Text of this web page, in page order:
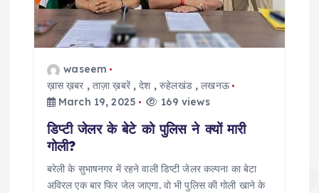
waseem
ख़ास ख़बर ,ताज़ा ख़बरें,देश ,रुहेलखंड,लखनऊ
March 19, 2025
169 views
डिप्टी जेलर के बेटे को पुलिस ने क्यों मारी
गोली?
बरेली के सुभाषनगर में रहने वाली डिप्टी जेलर कल्पना का बेटा
अविरल एक बार फिर जेल जाएगा. वाे भी पुलिस की गोली खाने के